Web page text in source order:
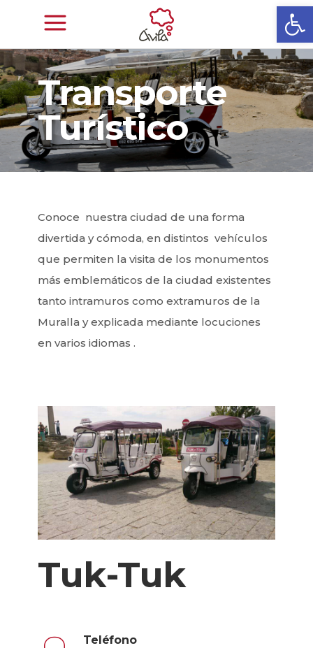
Transporte
Turístico
Conoce nuestra ciudad de una forma
divertida y cómoda, en distintos vehículos
que permiten la visita de los monumentos
más emblemáticos de la ciudad existentes
tanto intramuros como extramuros de la
Muralla y explicada mediante locuciones
en varios idiomas .
Tuk-Tuk
Teléfono